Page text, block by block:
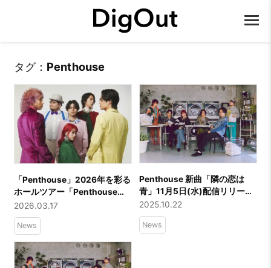
タグ： Penthouse
「Penthouse」2026年を彩る
ホールツアー「Penthouse
ONE MAN LIVE TOUR 2026
“Neon Garden”」開催を発
表！新アーティスト写真も公
開！
2026.03.17
News
Penthouse 新曲「隣の恋は
青」11月5日(水)配信リリー
ス！ABEMAオリジナル恋愛リ
アリティーショー『隣の恋は
青く見える -Chapter
2025.10.22
News